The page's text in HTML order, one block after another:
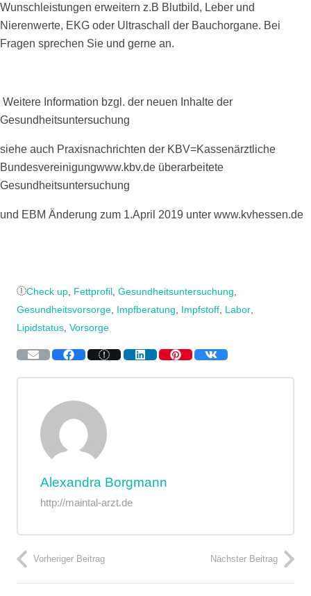
Wunschleistungen erweitern z.B Blutbild, Leber und
Nierenwerte, EKG oder Ultraschall der Bauchorgane. Bei
Fragen sprechen Sie und gerne an.
Weitere Information bzgl. der neuen Inhalte der
Gesundheitsuntersuchung
siehe auch Praxisnachrichten der KBV=Kassenärztliche
Bundesvereinigungwww.kbv.de überarbeitete
Gesundheitsuntersuchung
und EBM Änderung zum 1.April 2019 unter www.kvhessen.de
Check up Fettprofil ,Gesundheitsuntersuchung
Gesundheitsvorsorge Impfberatung Impfstoff Labor
Lipidstatus Vorsorge
Alexandra Borgmann
http://maintal-arzt.de
Vorheriger Beitrag Nächster Beitrag